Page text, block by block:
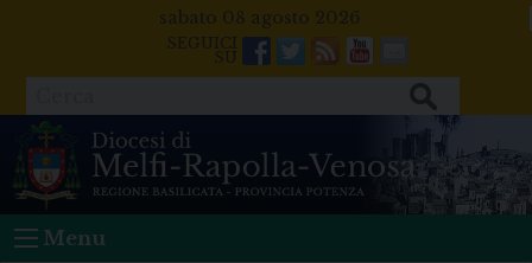
sabato 08 agosto 2026
Facebook
Twitter
FeedsYoutube
Mail
Menu